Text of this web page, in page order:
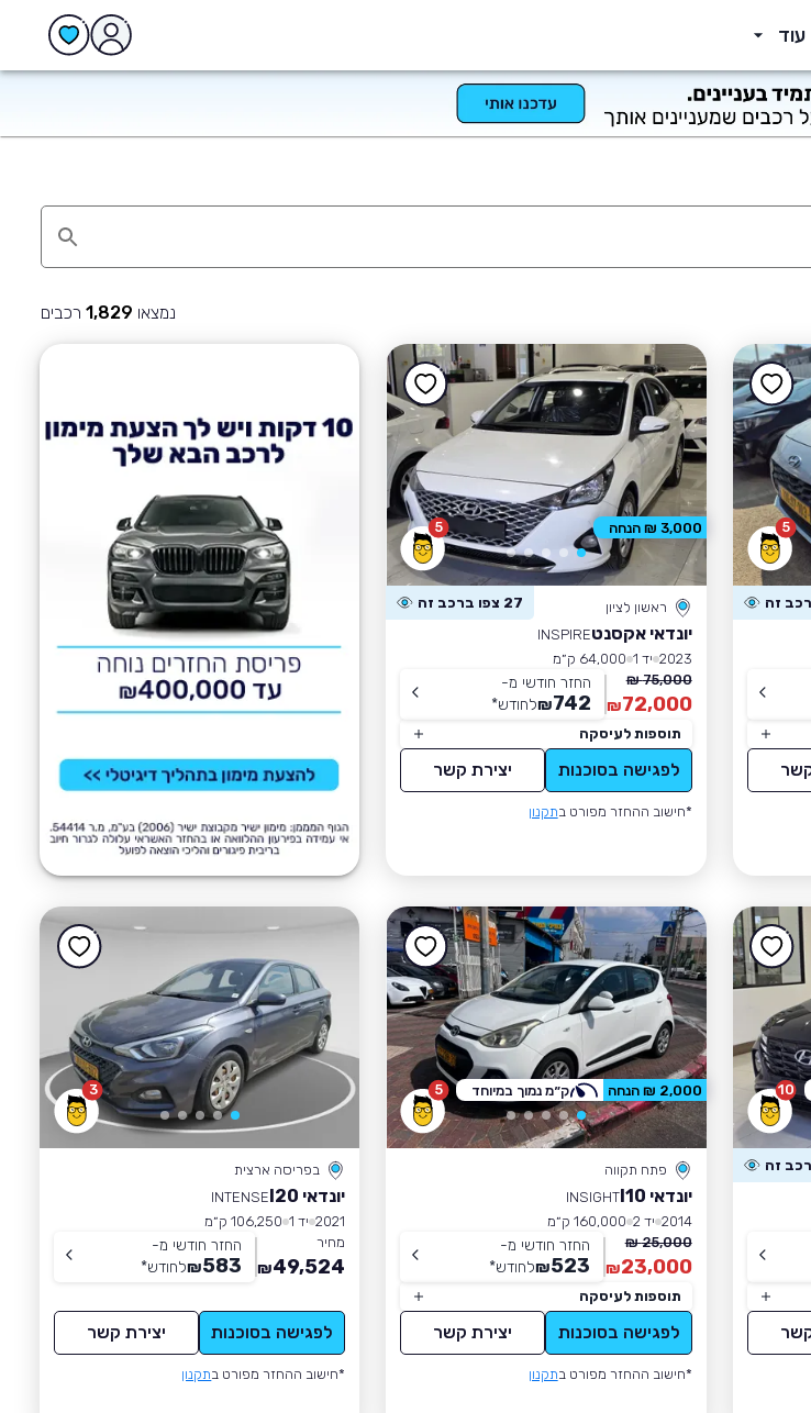
עוד
נמצאו 1,829 רכבים
5
5
ראשון לציון 27 צפו ברכב זה
יונדאי אקסנטINSPIRE
2023 יד 1
64,000 ק״מ
75,000 ₪
72,000
₪
החזר חודשי מ-
742
₪לחודש*
תוספות לעיסקה
לפגישה בסוכנות יצירת קשר
*חישוב ההחזר מפורט בתקנון
3,000 ₪ הנחה
10
5
פתח תקווה
יונדאי I10
INSIGHT
2014 יד 2
160,000 ק״מ
25,000 ₪
23,000
₪
החזר חודשי מ-
523
₪לחודש*
תוספות לעיסקה
לפגישה בסוכנות יצירת קשר
*חישוב ההחזר מפורט בתקנון
2,000 ₪ הנחה ק״מ נמוך במיוחד 3
בפריסה ארצית
יונדאי I20
INTENSE
2021 יד 1
106,250 ק״מ
מחיר
49,524
₪
החזר חודשי מ-
583
₪לחודש*
לפגישה בסוכנות יצירת קשר
*חישוב ההחזר מפורט בתקנון